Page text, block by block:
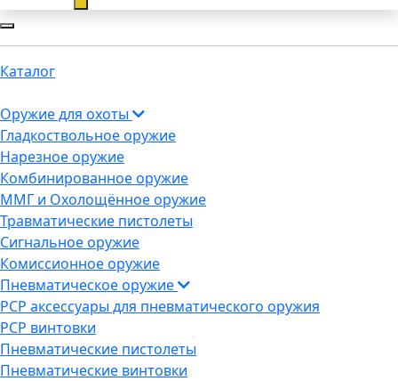
Каталог
Оружие для охоты
Гладкоствольное оружие
Нарезное оружие
Комбинированное оружие
ММГ и Охолощённое оружие
Травматические пистолеты
Сигнальное оружие
Комиссионное оружие
Пневматическое оружие
PCP аксессуары для пневматического оружия
PCP винтовки
Пневматические пистолеты
Пневматические винтовки